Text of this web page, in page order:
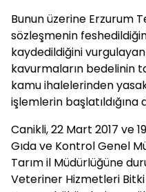
Bunun üzerine Erzurum
sözleşmenin
kaydedildiğini
kavurmaların bedelinin
kamu ihalelerinden
işlemlerin başlatıldığına
Canikli, 22 Mart 2017 ve
Gıda ve Kontrol Genel
Tarım il Müdürlüğüne
Veteriner Hizmetleri Bitki